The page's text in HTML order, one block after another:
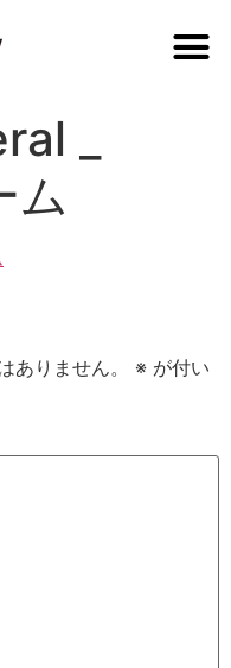
_
ム
ありません。 ※ が付い